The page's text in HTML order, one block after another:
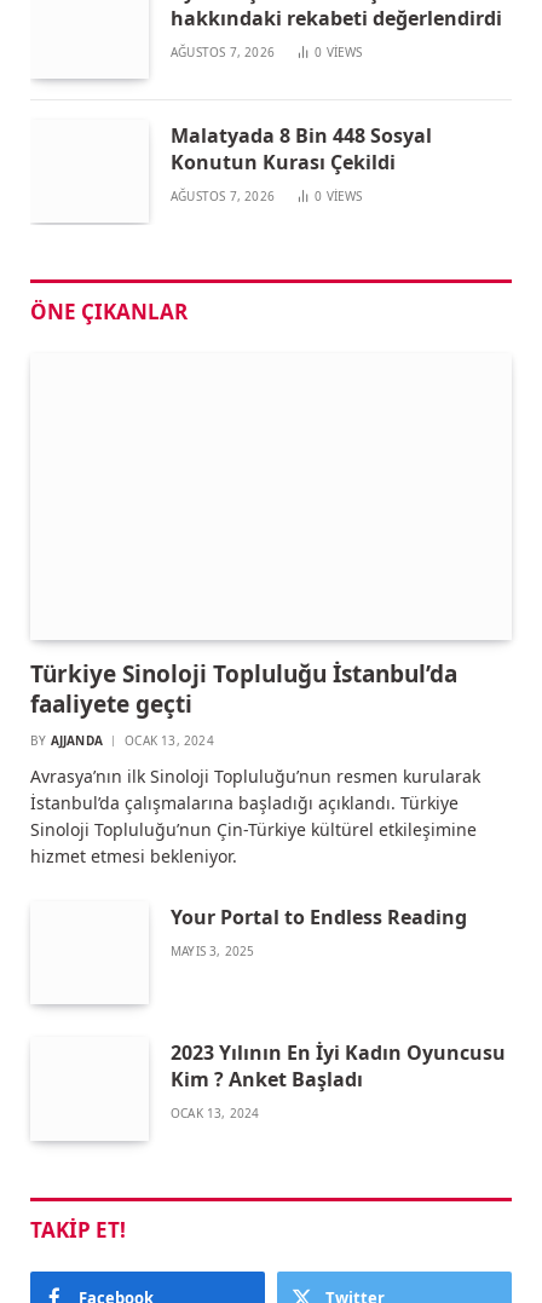
hakkındaki rekabeti değerlendirdi
AĞUSTOS 7, 2026 0 VIEWS
Malatyada 8 Bin 448 Sosyal
Konutun Kurası Çekildi
AĞUSTOS 7, 2026 0 VIEWS
ÖNE ÇIKANLAR
Türkiye Sinoloji Topluluğu İstanbul’da
faaliyete geçti
BY AJJANDA OCAK 13, 2024
Avrasya’nın ilk Sinoloji Topluluğu’nun resmen kurularak
İstanbul’da çalışmalarına başladığı açıklandı. Türkiye
Sinoloji Topluluğu’nun Çin-Türkiye kültürel etkileşimine
hizmet etmesi bekleniyor.
Your Portal to Endless Reading
MAYIS 3, 2025
2023 Yılının En İyi Kadın Oyuncusu
Kim ? Anket Başladı
OCAK 13, 2024
TAKIP ET!
Facebook Twitter